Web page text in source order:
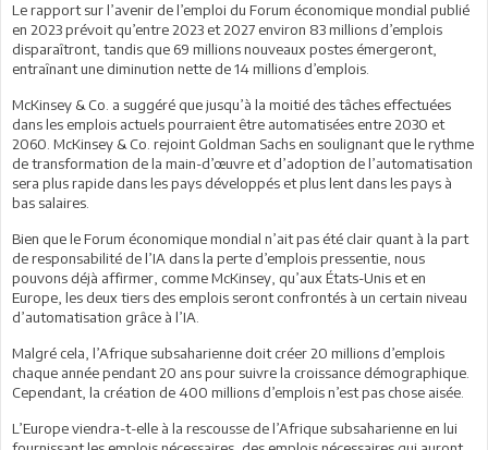
Le rapport sur l’avenir de l’emploi du Forum économique mondial publié
en 2023 prévoit qu’entre 2023 et 2027 environ 83 millions d’emplois
disparaîtront, tandis que 69 millions nouveaux postes émergeront,
entraînant une diminution nette de 14 millions d’emplois.
McKinsey & Co. a suggéré que jusqu’à la moitié des tâches effectuées
dans les emplois actuels pourraient être automatisées entre 2030 et
2060. McKinsey & Co. rejoint Goldman Sachs en soulignant que le rythme
de transformation de la main-d’œuvre et d’adoption de l’automatisation
sera plus rapide dans les pays développés et plus lent dans les pays à
bas salaires.
Bien que le Forum économique mondial n’ait pas été clair quant à la part
de responsabilité de l’IA dans la perte d’emplois pressentie, nous
pouvons déjà affirmer, comme McKinsey, qu’aux États-Unis et en
Europe, les deux tiers des emplois seront confrontés à un certain niveau
d’automatisation grâce à l’IA.
Malgré cela, l’Afrique subsaharienne doit créer 20 millions d’emplois
chaque année pendant 20 ans pour suivre la croissance démographique.
Cependant, la création de 400 millions d’emplois n’est pas chose aisée.
L’Europe viendra-t-elle à la rescousse de l’Afrique subsaharienne en lui